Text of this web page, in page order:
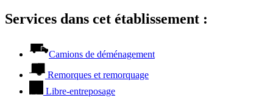
Services dans cet établissement :
Camions de déménagement
Remorques et remorquage
Libre-entreposage